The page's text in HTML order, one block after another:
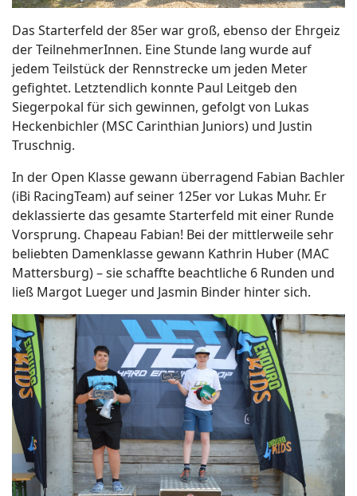
Das Starterfeld der 85er war groß, ebenso der Ehrgeiz
der TeilnehmerInnen. Eine Stunde lang wurde auf
jedem Teilstück der Rennstrecke um jeden Meter
gefightet. Letztendlich konnte Paul Leitgeb den
Siegerpokal für sich gewinnen, gefolgt von Lukas
Heckenbichler (MSC Carinthian Juniors) und Justin
Truschnig.
In der Open Klasse gewann überragend Fabian Bachler
(iBi RacingTeam) auf seiner 125er vor Lukas Muhr. Er
deklassierte das gesamte Starterfeld mit einer Runde
Vorsprung. Chapeau Fabian! Bei der mittlerweile sehr
beliebten Damenklasse gewann Kathrin Huber (MAC
Mattersburg) – sie schaffte beachtliche 6 Runden und
ließ Margot Lueger und Jasmin Binder hinter sich.